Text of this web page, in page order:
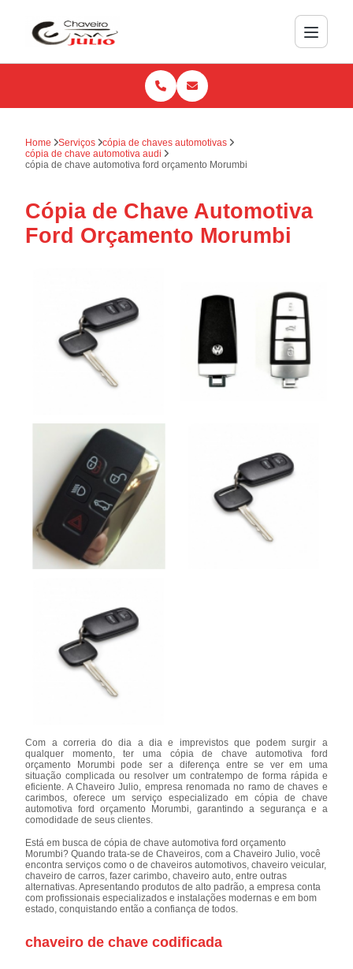
Home Serviços
cópia de chaves automotivas
cópia de chave automotiva audi
cópia de chave automotiva ford orçamento Morumbi
Cópia de Chave Automotiva
Ford Orçamento Morumbi
Com a correria do dia a dia e imprevistos que podem surgir a
qualquer momento, ter uma cópia de chave automotiva ford
orçamento Morumbi pode ser a diferença entre se ver em uma
situação complicada ou resolver um contratempo de forma rápida e
eficiente. A Chaveiro Julio, empresa renomada no ramo de chaves e
carimbos, oferece um serviço especializado em cópia de chave
automotiva ford orçamento Morumbi, garantindo a segurança e a
comodidade de seus clientes.
Está em busca de cópia de chave automotiva ford orçamento
Morumbi? Quando trata-se de Chaveiros, com a Chaveiro Julio, você
encontra serviços como o de chaveiros automotivos, chaveiro veicular,
chaveiro de carros, fazer carimbo, chaveiro auto, entre outras
alternativas. Apresentando produtos de alto padrão, a empresa conta
com profissionais especializados e instalações modernas e em bom
estado, conquistando então a confiança de todos.
chaveiro de chave codificada